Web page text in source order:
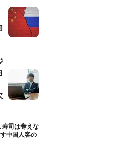
寿司は奪えな
中国人客の